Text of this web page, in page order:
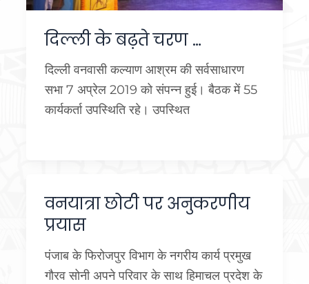
दिल्ली के बढ़ते चरण …
दिल्ली वनवासी कल्याण आश्रम की सर्वसाधारण
सभा 7 अप्रेल 2019 को संपन्न हुई। बैठक में 55
कार्यकर्ता उपस्थिति रहे। उपस्थित
वनयात्रा छोटी पर अनुकरणीय
प्रयास
पंजाब के फिरोजपुर विभाग के नगरीय कार्य प्रमुख
गौरव सोनी अपने परिवार के साथ हिमाचल प्रदेश के